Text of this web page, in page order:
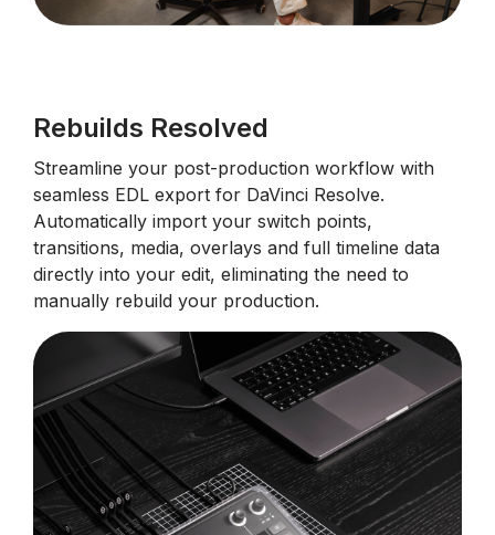
Rebuilds Resolved
Streamline your post-production workflow with
seamless EDL export for DaVinci Resolve.
Automatically import your switch points,
transitions, media, overlays and full timeline data
directly into your edit, eliminating the need to
manually rebuild your production.